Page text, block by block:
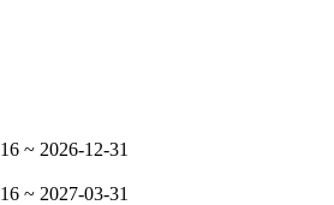
~ 2026-12-31
~ 2027-03-31